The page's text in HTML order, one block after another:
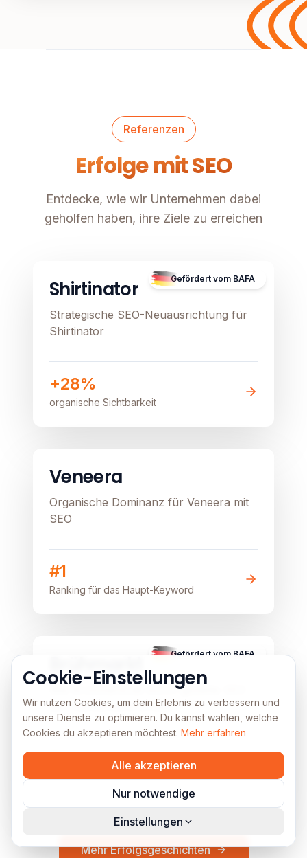
Referenzen
Erfolge mit SEO
Entdecke, wie wir Unternehmen dabei
geholfen haben, ihre Ziele zu erreichen
Gefördert vom BAFA
Shirtinator
Strategische SEO-Neuausrichtung für
Shirtinator
+28%
organische Sichtbarkeit
E-Commerce Healthcare
Veneera
Organische Dominanz für Veneera mit
SEO
#1
Ranking für das Haupt-Keyword
Gefördert vom BAFA
B2C E-Commerce Lokal
Brühmarkt
Wie Brühmarkt.de durch gezielte SEO
den Kaffeemarkt erobert
Rankings für Haupt-Keywords
Mehr Erfolgsgeschichten
Cookie-Einstellungen
Wir nutzen Cookies, um dein Erlebnis zu verbessern und
unsere Dienste zu optimieren. Du kannst wählen, welche
Cookies du akzeptieren möchtest. Mehr erfahren
Alle akzeptieren
Nur notwendige
Einstellungen